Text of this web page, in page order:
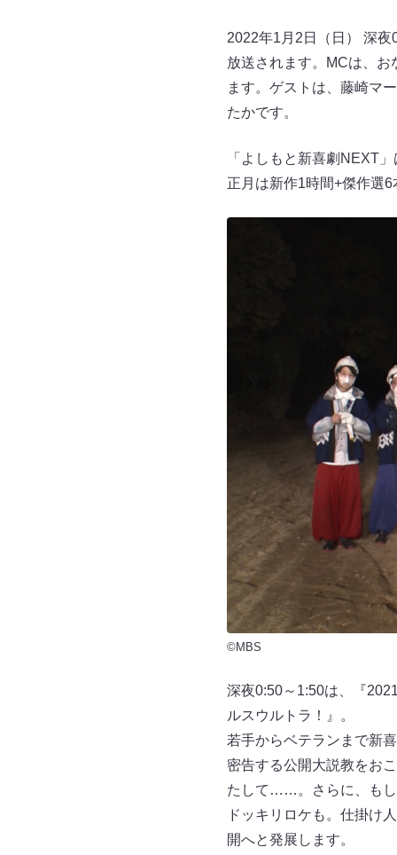
2022年1月2日（日） 深
放送されます。MCは、
ます。ゲストは、藤崎マ
たかです。
「よしもと新喜劇NEXT
正月は新作1時間+傑作選
©MBS
深夜0:50～1:50は、『
ルスウルトラ！』。
若手からベテランまで新
密告する公開大説教をお
たして……。さらに、もし
ドッキリロケも。仕掛け
開へと発展します。